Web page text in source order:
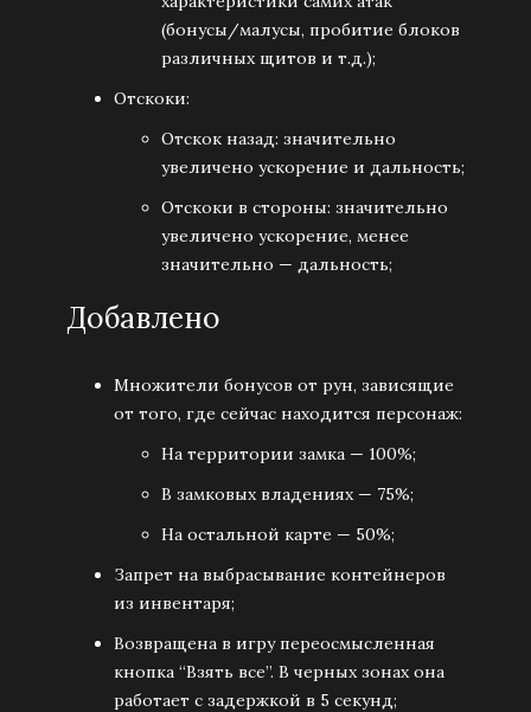
(бонусы/малусы, пробитие блоков
различных щитов и т.д.);
Отскоки:
Отскок назад: значительно
увеличено ускорение и дальность;
Отскоки в стороны: значительно
увеличено ускорение, менее
значительно — дальность;
Добавлено
Множители бонусов от рун, зависящие
от того, где сейчас находится персонаж:
На территории замка — 100%;
В замковых владениях — 75%;
На остальной карте — 50%;
Запрет на выбрасывание контейнеров
из инвентаря;
Возвращена в игру переосмысленная
кнопка “Взять все”. В черных зонах она
работает с задержкой в 5 секунд;